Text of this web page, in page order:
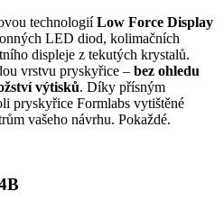
technologiíLow Force Display
LED diod, kolimačních
displeje z tekutých krystalů.
vrstvu pryskyřice – bez ohledu
výtisků. Díky přísným
pryskyřice Formlabs vytištěné
vašeho návrhu. Pokaždé.